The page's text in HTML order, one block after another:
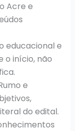
Acre e
educacional e
o início, não
e
do edital.